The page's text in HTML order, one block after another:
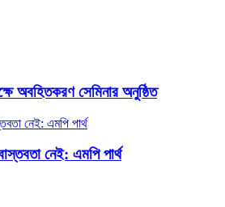
অবহিতকরণ সেমিনার অনুষ্ঠিত
নেই: এমপি পার্থ